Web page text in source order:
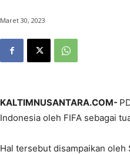
Maret 30, 2023
KALTIMNUSANTARA.COM-
Indonesia oleh FIFA sebagai
Hal tersebut disampaikan